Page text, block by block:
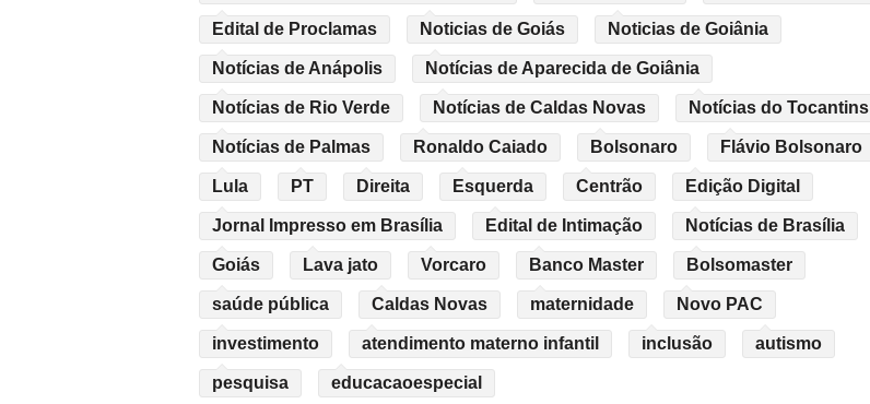
Edital de Proclamas Noticias de Goiás Noticias de Goiânia
Notícias de Anápolis Notícias de Aparecida de Goiânia
Notícias de Rio Verde Notícias de Caldas Novas Notícias do Tocantins
Notícias de Palmas Ronaldo Caiado Bolsonaro Flávio Bolsonaro
Lula PT Direita Esquerda Centrão Edição Digital
Jornal Impresso em Brasília Edital de Intimação Notícias de Brasília
Goiás Lava jato Vorcaro Banco Master Bolsomaster
saúde pública Caldas Novas maternidade Novo PAC
investimento atendimento materno infantil inclusão autismo
pesquisa educacaoespecial